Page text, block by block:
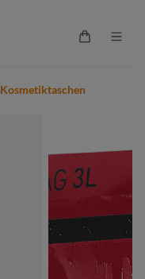
Kosmetiktaschen